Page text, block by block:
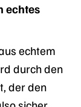
echtes
echtem
durch den
der den